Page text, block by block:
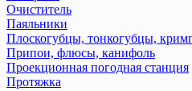
Очиститель
Паяльники
Плоскогубцы, тонкогубцы,
Припои, флюсы, канифоль
Проекционная погодная станция
Протяжка